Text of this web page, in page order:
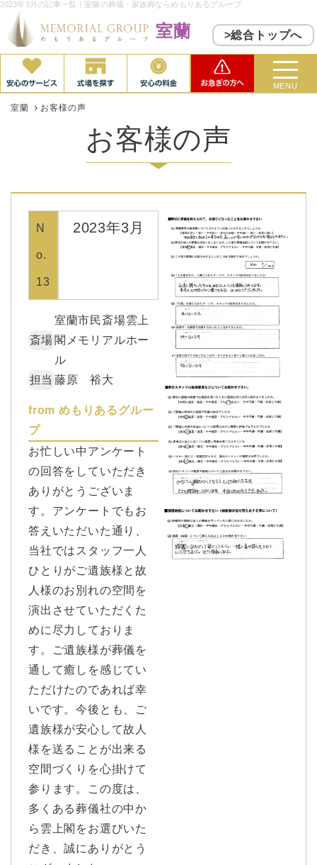
2023年3月の記事一覧｜室蘭の葬儀・家族葬ならめもりあるグループ
室蘭 >総合トップへ
MENU
室蘭 お客様の声
お客様の声
N
o.
13
2023年3月
斎場
室蘭市民斎場雲上
閣メモリアルホー
ル
担当 藤原 裕大
from めもりあるグルー
プ
お忙しい中アンケート
の回答をしていただき
ありがとうございま
す。アンケートでもお
答えいただいた通り、
当社ではスタッフ一人
ひとりがご遺族様と故
人様のお別れの空間を
演出させていただくた
めに尽力しておりま
す。ご遺族様が葬儀を
通して癒しを感じてい
ただけたのであれば幸
いです。今後とも、ご
遺族様が安心して故人
様を送ることが出来る
空間づくりを心掛けて
参ります。この度は、
多くある葬儀社の中か
ら雲上閣をお選びいた
だき、誠にありがとう